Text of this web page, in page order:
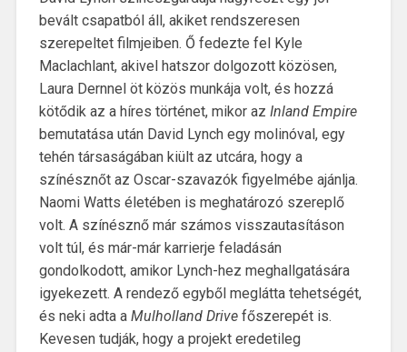
bevált csapatból áll, akiket rendszeresen
szerepeltet filmjeiben. Ő fedezte fel Kyle
Maclachlant, akivel hatszor dolgozott közösen,
Laura Dernnel öt közös munkája volt, és hozzá
kötődik az a híres történet, mikor az Inland Empire
bemutatása után David Lynch egy molinóval, egy
tehén társaságában kiült az utcára, hogy a
színésznőt az Oscar-szavazók figyelmébe ajánlja.
Naomi Watts életében is meghatározó szereplő
volt. A színésznő már számos visszautasításon
volt túl, és már-már karrierje feladásán
gondolkodott, amikor Lynch-hez meghallgatására
igyekezett. A rendező egyből meglátta tehetségét,
és neki adta a Mulholland Drivefőszerepét is.
Kevesen tudják, hogy a projekt eredetileg